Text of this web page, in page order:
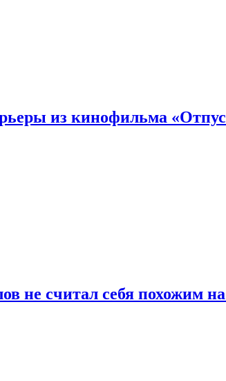
из кинофильма
не считал себя похожим на